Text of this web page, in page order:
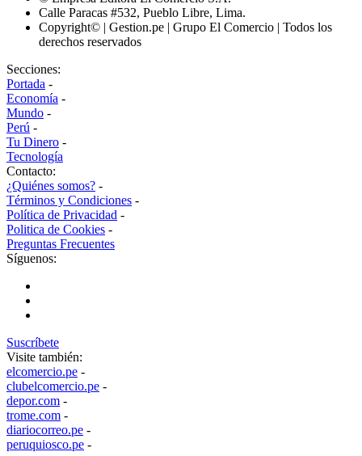
Calle Paracas #532, Pueblo Libre, Lima.
Copyright© | Gestion.pe | Grupo El Comercio | Todos los
derechos reservados
Secciones:
Portada -
Economía -
Mundo -
Perú -
Tu Dinero -
Tecnología
Contacto:
¿Quiénes somos? -
Términos y Condiciones -
Política de Privacidad -
Politica de Cookies -
Preguntas Frecuentes
Síguenos:
Suscríbete
Visite también:
elcomercio.pe -
clubelcomercio.pe -
depor.com -
trome.com -
diariocorreo.pe -
peruquiosco.pe -